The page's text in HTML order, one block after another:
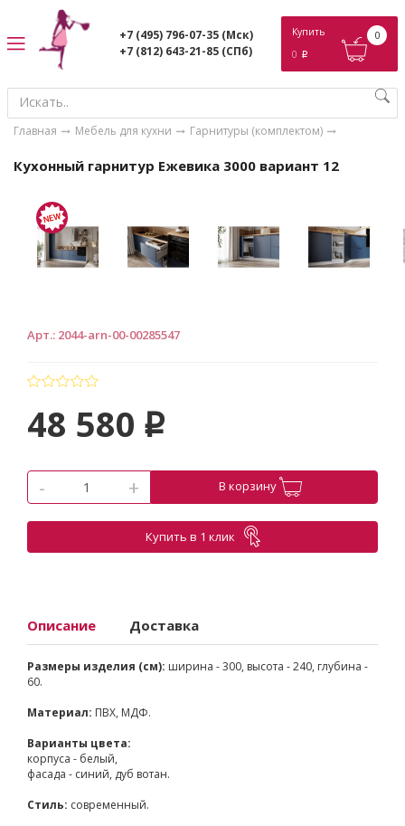
+7 (495) 796-07-35 (Мск)
+7 (812) 643-21-85 (СПб)
Купить
0 p
0
Главная Мебель для кухни Гарнитуры (комплектом)
Кухонный гарнитур Ежевика 3000 вариант 12
Арт.: 2044-arn-00-00285547
48 580 p
- + В корзину
Купить в 1 клик
Описание Доставка
Размеры изделия (см): ширина - 300, высота - 240, глубина -
60.
Материал: ПВХ, МДФ.
Варианты цвета:
корпуса - белый,
фасада - синий, дуб вотан.
Стиль: современный.